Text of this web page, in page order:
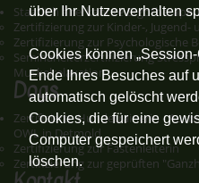
über Ihr Nutzerverhalten
Cookies können
Ende Ihres Besuches auf
automatisch gelöscht
Cookies, die für eine
Computer gespeichert
löschen.
Staatlich anerkannte
Zertifizierung zur Kinder-, Jugend-
Zertifizierung zur Psychologische
Seminarleiterzertifizierung
Muskelrelaxation
Dogs
Zertifizierte Hundetrainerin -
OWL in Detmold
Zertifizierung zur Fastenleiterin
Zertifizierung zur geprüften